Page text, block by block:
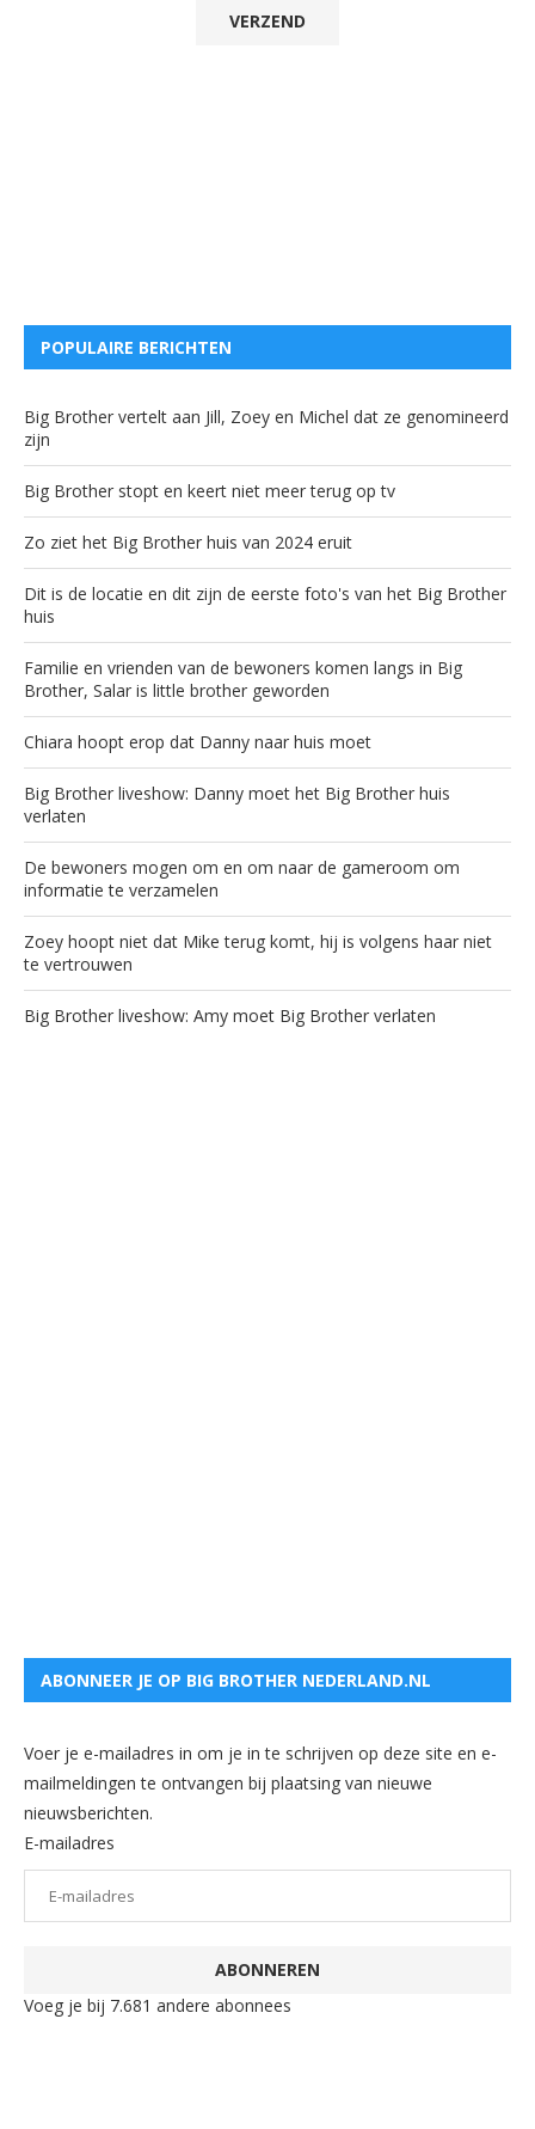
POPULAIRE BERICHTEN
Big Brother vertelt aan Jill, Zoey en Michel dat ze genomineerd
zijn
Big Brother stopt en keert niet meer terug op tv
Zo ziet het Big Brother huis van 2024 eruit
Dit is de locatie en dit zijn de eerste foto's van het Big Brother
huis
Familie en vrienden van de bewoners komen langs in Big
Brother, Salar is little brother geworden
Chiara hoopt erop dat Danny naar huis moet
Big Brother liveshow: Danny moet het Big Brother huis
verlaten
De bewoners mogen om en om naar de gameroom om
informatie te verzamelen
Zoey hoopt niet dat Mike terug komt, hij is volgens haar niet
te vertrouwen
Big Brother liveshow: Amy moet Big Brother verlaten
ABONNEER JE OP BIG BROTHER NEDERLAND.NL
Voer je e-mailadres in om je in te schrijven op deze site en e-
mailmeldingen te ontvangen bij plaatsing van nieuwe
nieuwsberichten.
E-mailadres
ABONNEREN
Voeg je bij 7.681 andere abonnees